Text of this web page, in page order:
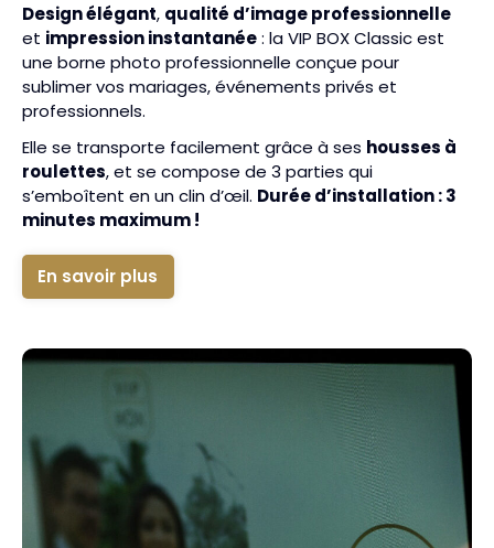
Design élégant, qualité d’image professionnelle
et impression instantanée: la VIP BOX Classic est
une borne photo professionnelle conçue pour
sublimer vos mariages, événements privés et
professionnels.
Elle se transporte facilement grâce à ses housses à
roulettes, et se compose de 3 parties qui
s’emboîtent en un clin d’œil. Durée d’installation : 3
minutes maximum !
En savoir plus